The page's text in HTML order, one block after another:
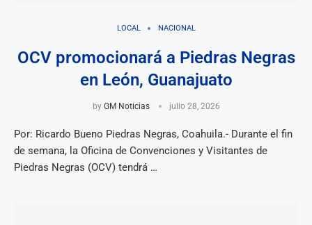
LOCAL NACIONAL
OCV promocionará a Piedras Negras
en León, Guanajuato
by GM Noticias julio 28, 2026
Por: Ricardo Bueno Piedras Negras, Coahuila.- Durante el fin
de semana, la Oficina de Convenciones y Visitantes de
Piedras Negras (OCV) tendrá …